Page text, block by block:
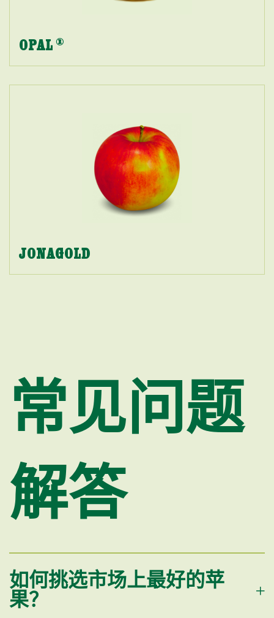
OPAL ®
JONAGOLD
常见问题
解答
如何挑选市场上最好的苹
果？